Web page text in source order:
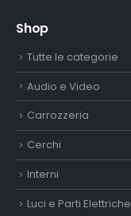
Shop
Tutte le categorie
Audio e Video
Carrozzeria
Cerchi
Interni
Luci e Parti Elettriche